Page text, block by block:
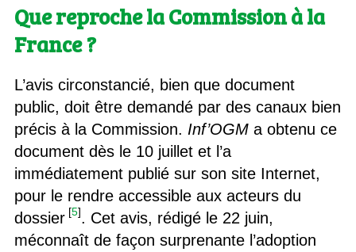
Que reproche la Commission à la
France ?
L’avis circonstancié, bien que document
public, doit être demandé par des canaux bien
précis à la Commission. Inf’OGMa obtenu ce
document dès le 10 juillet et l’a
immédiatement publié sur son site Internet,
pour le rendre accessible aux acteurs du
dossier [5]. Cet avis, rédigé le 22 juin,
méconnaît de façon surprenante l’adoption